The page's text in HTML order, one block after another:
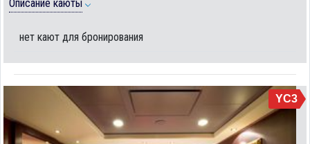
Описание каюты
нет кают для бронирования
YC3